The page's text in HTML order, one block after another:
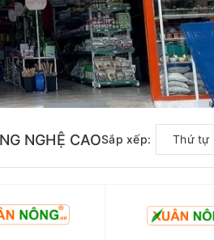
NGHỆ CAOSắp xếp: Thứ tự